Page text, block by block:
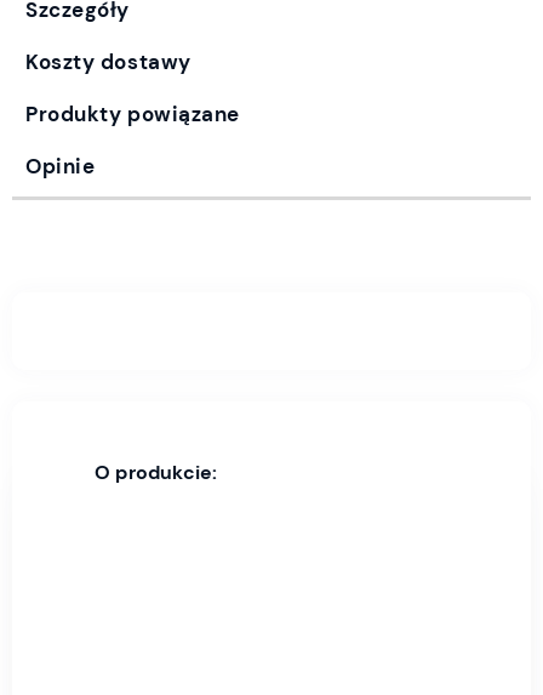
Szczegóły
Koszty dostawy
Produkty powiązane
Opinie
O produkcie: